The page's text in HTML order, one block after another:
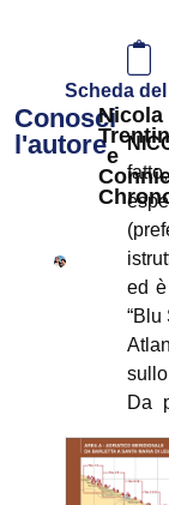
Scheda
Conosci
l'autore
Nicola
e
ed
“Blu
Da